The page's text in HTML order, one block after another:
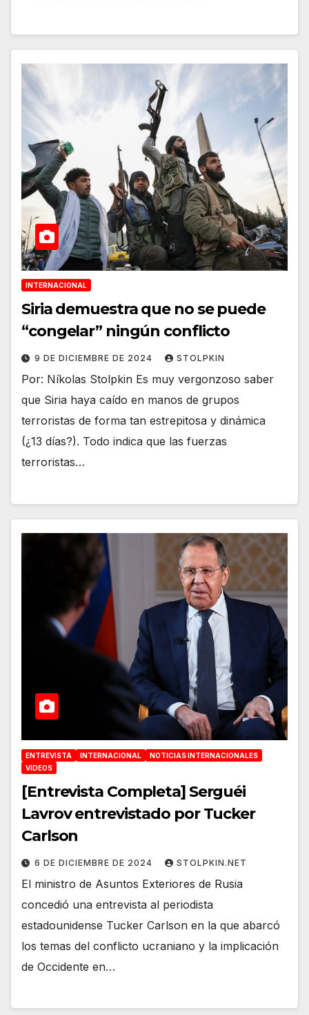
INTERNACIONAL
Siria demuestra que no se puede
“congelar” ningún conflicto
9 DE DICIEMBRE DE 2024 STOLPKIN
Por: Níkolas Stolpkin Es muy vergonzoso saber
que Siria haya caído en manos de grupos
terroristas de forma tan estrepitosa y dinámica
(¿13 días?). Todo indica que las fuerzas
terroristas…
ENTREVISTA INTERNACIONAL
NOTICIAS INTERNACIONALES
VIDEOS
[Entrevista Completa] Serguéi
Lavrov entrevistado por Tucker
Carlson
6 DE DICIEMBRE DE 2024 STOLPKIN.NET
El ministro de Asuntos Exteriores de Rusia
concedió una entrevista al periodista
estadounidense Tucker Carlson en la que abarcó
los temas del conflicto ucraniano y la implicación
de Occidente en…